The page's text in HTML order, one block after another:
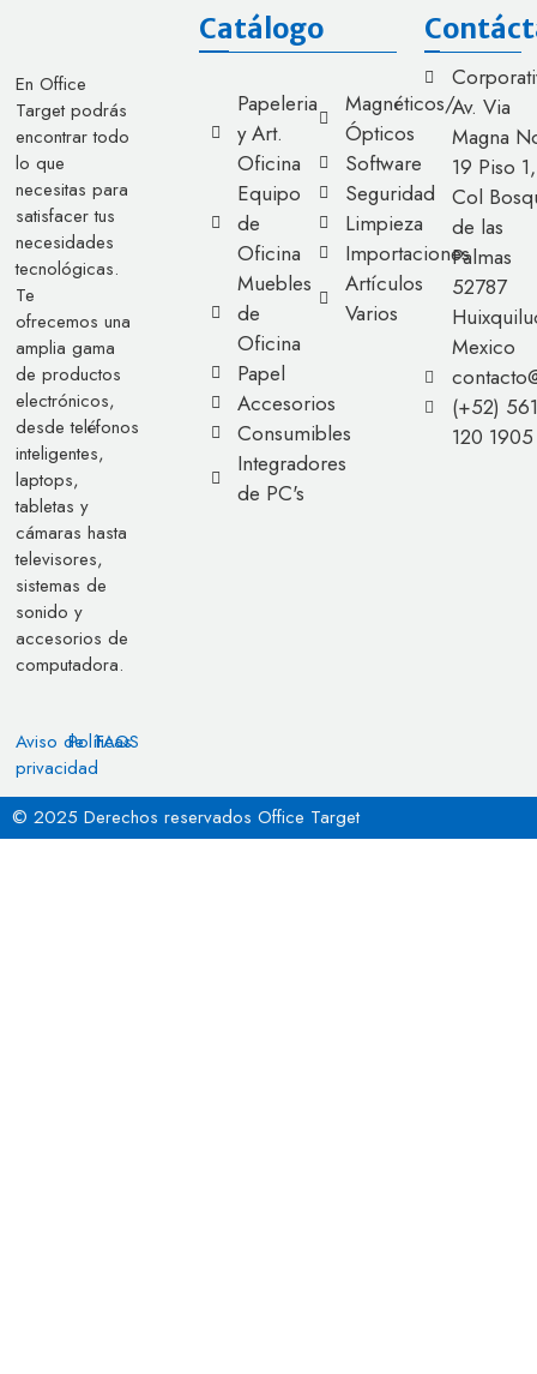
En Office
Target podrás
encontrar todo
lo que
necesitas para
satisfacer tus
necesidades
tecnológicas.
Te
ofrecemos una
amplia gama
de productos
electrónicos,
desde teléfonos
inteligentes,
laptops,
tabletas y
cámaras hasta
televisores,
sistemas de
sonido y
accesorios de
computadora.
Aviso de
privacidad
Políticas
FAQS
Catálogo
Papeleria
y Art.
Oficina
Equipo
de
Oficina
Muebles
de
Oficina
Papel
Accesorios
Consumibles
Integradores
de PC's
Magnéticos/
Ópticos
Software
Seguridad
Limpieza
Importaciones
Artículos
Varios
Av. Via
Magna
19 Piso 1,
Col
de las
Palmas
52787
Mexico
(+52) 561
120 1905
© 2025 Derechos reservados Office Target